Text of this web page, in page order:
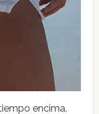
encima.